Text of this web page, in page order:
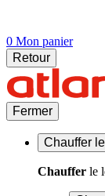
0 Mon panier
Retour
Fermer
Chauffer
Chauffer le